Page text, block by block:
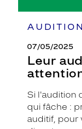
AUDITION
07/05/2025
Leur
Si l'audition
qui fâche :
auditif, pour